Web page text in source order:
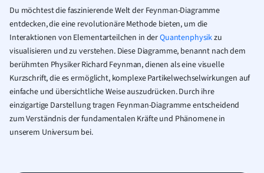
Du möchtest die faszinierende Welt der Feynman-Diagramme
entdecken, die eine revolutionäre Methode bieten, um die
Interaktionen von Elementarteilchen in derQuantenphysikzu
visualisieren und zu verstehen. Diese Diagramme, benannt nach dem
berühmten Physiker Richard Feynman, dienen als eine visuelle
Kurzschrift, die es ermöglicht, komplexe Partikelwechselwirkungen auf
einfache und übersichtliche Weise auszudrücken. Durch ihre
einzigartige Darstellung tragen Feynman-Diagramme entscheidend
zum Verständnis der fundamentalen Kräfte und Phänomene in
unserem Universum bei.